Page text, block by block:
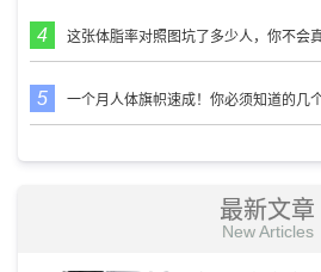
这张体脂率对照图坑了多少人，你不会
一个月人体旗帜速成！你必须知道的几
最新文章
New Articles